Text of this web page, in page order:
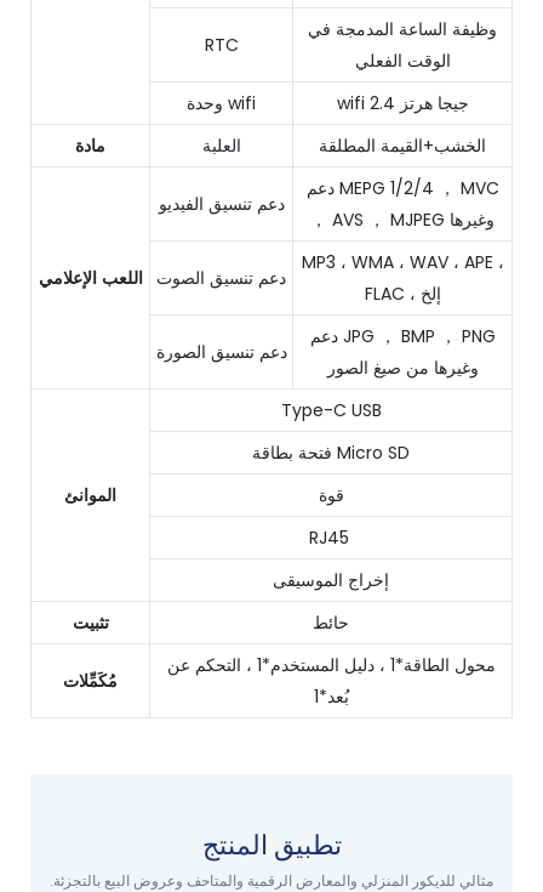
RTC
وظيفة الساعة المدمجة في
الوقت الفعلي
وحدة wifi
wifi 2.4 جيجا هرتز
مادة
العلبة الخشب+القيمة المطلقة
اللعب الإعلامي
دعم تنسيق الفيديو
دعم MEPG 1/2/4 ， MVC
， AVS ， MJPEG وغيرها
دعم تنسيق الصوت
MP3 ، WMA ، WAV ، APE ،
FLAC ، إلخ
دعم تنسيق الصورة
دعم JPG ， BMP ， PNG
وغيرها من صيغ الصور
الموانئ
Type-C USB
فتحة بطاقة Micro SD
قوة
RJ45
إخراج الموسيقى
تثبيت
حائط
مُكَمِّلات
محول الطاقة*1 ، دليل المستخدم*1 ، التحكم عن
بُعد*1
تطبيق المنتج
مثالي للديكور المنزلي والمعارض الرقمية والمتاحف وعروض البيع بالتجزئة.